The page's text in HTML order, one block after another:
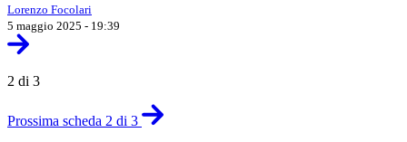
Lorenzo Focolari
5 maggio 2025 - 19:39
2 di 3
Prossima scheda 2 di 3